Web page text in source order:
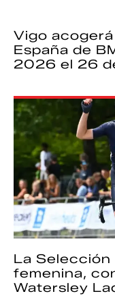
Vigo
España de
2026 el 26
La Selección
femenina,
Watersley